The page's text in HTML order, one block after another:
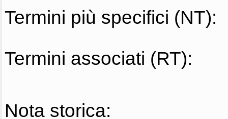
Termini più specifici (NT):
Termini associati (RT):
Nota storica: